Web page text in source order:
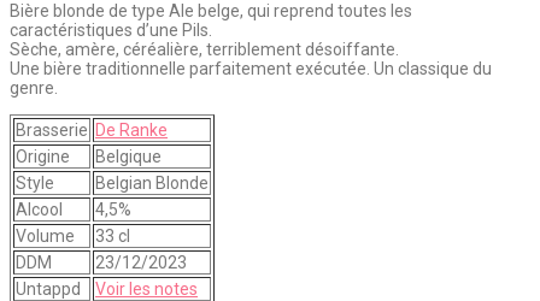
Bière blonde de type Ale belge, qui reprend toutes les
caractéristiques d’une Pils.
Sèche, amère, céréalière, terriblement désoiffante.
Une bière traditionnelle parfaitement exécutée. Un classique du
genre.
Brasserie De Ranke
Origine
Belgique
Style
Belgian Blonde
Alcool
4,5%
Volume
33 cl
DDM
23/12/2023
Untappd
Voir les notes